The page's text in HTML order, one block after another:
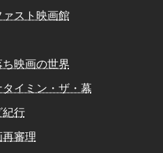
スト映画館
映画の世界
イミン・ザ・幕
行
審理